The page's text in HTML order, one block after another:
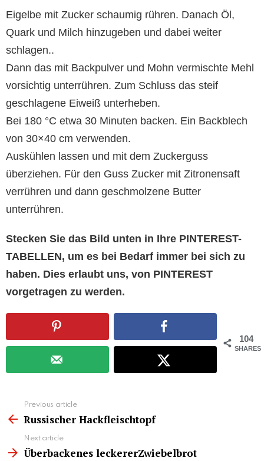
Eigelbe mit Zucker schaumig rühren. Danach Öl,
Quark und Milch hinzugeben und dabei weiter
schlagen..
Dann das mit Backpulver und Mohn vermischte Mehl
vorsichtig unterrühren. Zum Schluss das steif
geschlagene Eiweiß unterheben.
Bei 180 °C etwa 30 Minuten backen. Ein Backblech
von 30×40 cm verwenden.
Auskühlen lassen und mit dem Zuckerguss
überziehen. Für den Guss Zucker mit Zitronensaft
verrühren und dann geschmolzene Butter
unterrühren.
Stecken Sie das Bild unten in Ihre PINTEREST-
TABELLEN, um es bei Bedarf immer bei sich zu
haben. Dies erlaubt uns, von PINTEREST
vorgetragen zu werden.
104
SHARES
more
Previous article
Russischer Hackfleischtopf
Next article
Überbackenes leckererZwiebelbrot